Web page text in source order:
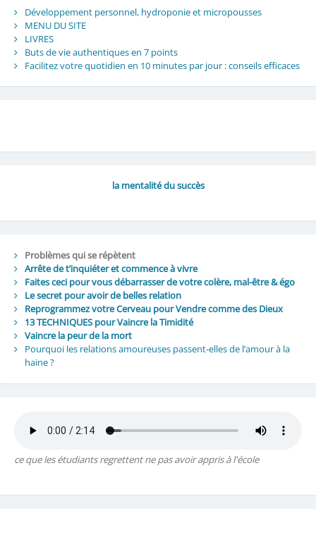
Développement personnel, hydroponie et micropousses
MENU DU SITE
LIVRES
Buts de vie authentiques en 7 points
Facilitez votre quotidien en 10 minutes par jour : conseils efficaces
la mentalité du succès
Problèmes qui se répètent
Arrête de t’inquiéter et commence à vivre
Faites ceci pour vous débarrasser de votre colère, mal-être & égo
Le secret pour avoir de belles relation
Reprogrammez votre Cerveau pour Vendre comme des Dieux
13 TECHNIQUES pour Vaincre la Timidité
Vaincre la peur de la mort
Pourquoi les relations amoureuses passent-elles de l’amour à la
haine ?
ce que les étudiants regrettent ne pas avoir appris à l'école